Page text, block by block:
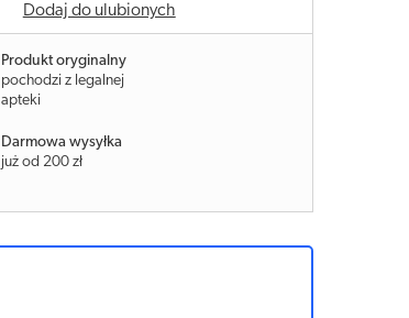
Dodaj do ulubionych
Produkt oryginalny
pochodzi z legalnej
apteki
Darmowa wysyłka
już od 200 zł